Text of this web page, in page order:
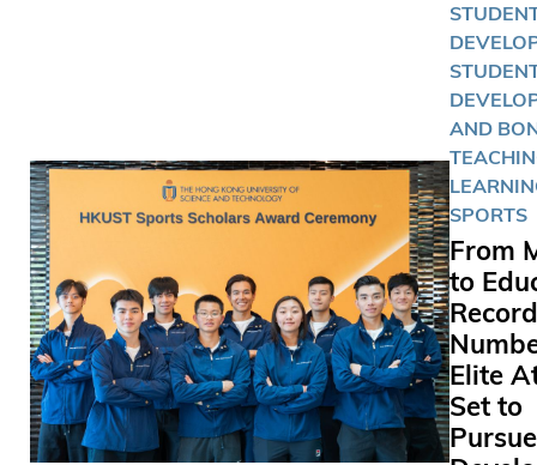
four
athletes
journeys
spirit of
that
將﹕工商
院的吳詠
和江芷林
而理學院
鋒同學則
跆拳道項
志為港爭光
壇雙姝攜
工商管理
年級學生
（Pedrey
Wing-
香港乒乓
力隊員，
女雙排名
位。這位
AND
SPORTS
From
to
Record
Elite
Set to